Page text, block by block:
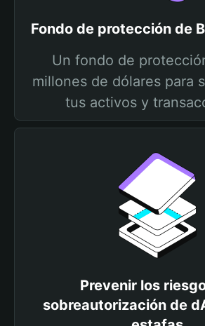
Fondo de protección de
Un fondo de
millones de dólares para
tus activos y
Prevenir los
sobreautorización de